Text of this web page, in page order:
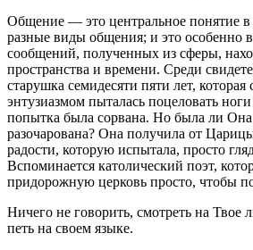
Общение — это центральное понятие
разные виды общения; и это особенно
сообщений, полученных из сферы,
пространства и времени. Среди
старушка семидесяти пяти лет,
энтузиазмом пыталась поцеловать
попытка была сорвана. Но была ли
разочарована? Она получила от
радости, которую испытала, просто
Вспоминается католический поэт,
придорожную церковь просто, чтобы
Ничего не говорить, смотреть на Твое
петь на своем языке.